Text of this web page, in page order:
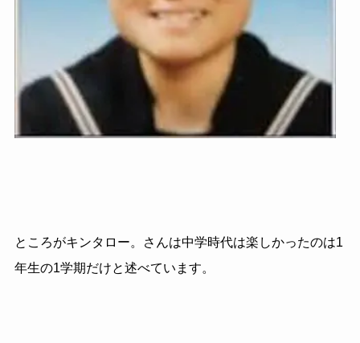
ところがキンタロー。さんは中学時代は楽しかったのは1
年生の1学期だけと述べています。